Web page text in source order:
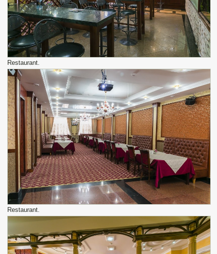
Restaurant.
Restaurant.